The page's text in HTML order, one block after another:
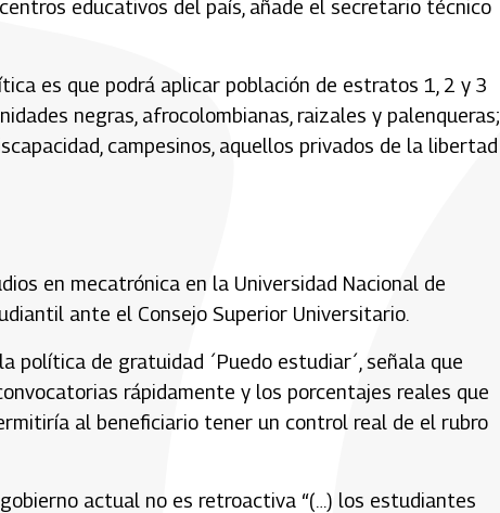
educativos del país, añade el secretario técnico
es que podrá aplicar población de estratos 1, 2 y 3
negras, afrocolombianas, raizales y palenqueras;
campesinos, aquellos privados de la libertad
en mecatrónica en la Universidad Nacional de
ante el Consejo Superior Universitario.
política de gratuidad ´Puedo estudiar´, señala que
rápidamente y los porcentajes reales que
al beneficiario tener un control real de el rubro
actual no es retroactiva “(…) los estudiantes